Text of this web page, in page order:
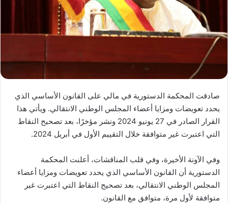
صادقت المحكمة الدستورية في مالي على القانون الأساسي الذي
يحدد تعويضات ومزايا أعضاء المجلس الوطني الانتقالي. ويأتي هذا
القرار الصادر في 27 يونيو 2024 ونشر مؤخرًا، بعد تصحيح النقاط
التي اعتبرت غير متوافقة خلال التقييم الأول في أبريل 2024.
وفي الآونة الأخيرة، وفي قلب المناقشات، أعلنت المحكمة
الدستورية أن القانون الأساسي الذي يحدد تعويضات ومزايا أعضاء
المجلس الوطني الانتقالي، بعد تصحيح النقاط التي اعتبرت غير
متوافقة لأول مرة، متوافق مع القانون.